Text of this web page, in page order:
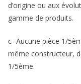
d’origine ou aux
gamme de produits.
c- Aucune pièce 1/
même constructeur,
1/5ème.